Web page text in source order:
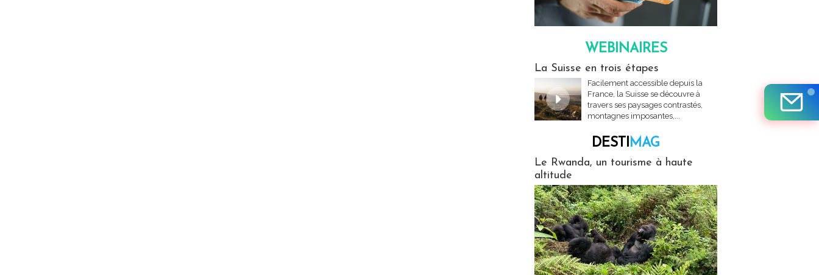
WEBINAIRES
La Suisse en trois étapes
Facilement accessible depuis la
France, la Suisse se découvre à
travers ses paysages contrastés,
montagnes imposantes,...
DESTIMAG
Le Rwanda, un tourisme à haute
altitude